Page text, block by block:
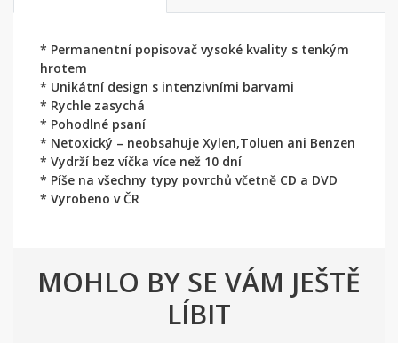
* Permanentní popisovač vysoké kvality s tenkým
hrotem
* Unikátní design s intenzivními barvami
* Rychle zasychá
* Pohodlné psaní
* Netoxický – neobsahuje Xylen,Toluen ani Benzen
* Vydrží bez víčka více než 10 dní
* Píše na všechny typy povrchů včetně CD a DVD
* Vyrobeno v ČR
MOHLO BY SE VÁM JEŠTĚ
LÍBIT